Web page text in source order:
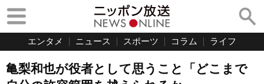
エンタメ ニュース スポーツ コラム ライフ
亀梨和也が役者として思うこと「どこまで